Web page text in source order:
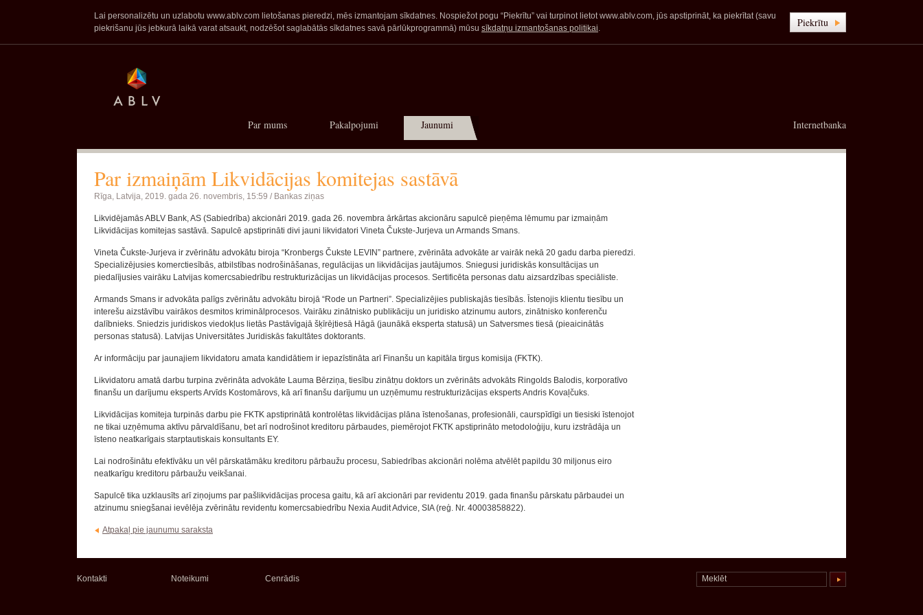
Lai personalizētu un uzlabotu www.ablv.com lietošanas pieredzi, mēs izmantojam sīkdatnes. Nospiežot pogu “Piekrītu” vai turpinot lietot www.ablv.com, jūs apstiprināt, ka piekrītat (savu
piekrišanu jūs jebkurā laikā varat atsaukt, nodzēšot saglabātās sīkdatnes savā pārlūkprogrammā) mūsu sīkdatņu izmantošanas politikai. Piekrītu
Internetbanka
Par mums Pakalpojumi Jaunumi
Par izmaiņām Likvidācijas komitejas sastāvā
Rīga, Latvija, 2019. gada 26. novembris, 15:59 / Bankas ziņas
Likvidējamās ABLV Bank, AS (Sabiedrība) akcionāri 2019. gada 26. novembra ārkārtas akcionāru sapulcē pieņēma lēmumu par izmaiņām
Likvidācijas komitejas sastāvā. Sapulcē apstiprināti divi jauni likvidatori Vineta Čukste-Jurjeva un Armands Smans.
Vineta Čukste-Jurjeva ir zvērinātu advokātu biroja “Kronbergs Čukste LEVIN” partnere, zvērināta advokāte ar vairāk nekā 20 gadu darba pieredzi.
Specializējusies komerctiesībās, atbilstības nodrošināšanas, regulācijas un likvidācijas jautājumos. Sniegusi juridiskās konsultācijas un
piedalījusies vairāku Latvijas komercsabiedrību restrukturizācijas un likvidācijas procesos. Sertificēta personas datu aizsardzības speciāliste.
Armands Smans ir advokāta palīgs zvērinātu advokātu birojā “Rode un Partneri”. Specializējies publiskajās tiesībās. Īstenojis klientu tiesību un
interešu aizstāvību vairākos desmitos kriminālprocesos. Vairāku zinātnisko publikāciju un juridisko atzinumu autors, zinātnisko konferenču
dalībnieks. Sniedzis juridiskos viedokļus lietās Pastāvīgajā šķīrējtiesā Hāgā (jaunākā eksperta statusā) un Satversmes tiesā (pieaicinātās
personas statusā). Latvijas Universitātes Juridiskās fakultātes doktorants.
Ar informāciju par jaunajiem likvidatoru amata kandidātiem ir iepazīstināta arī Finanšu un kapitāla tirgus komisija (FKTK).
Likvidatoru amatā darbu turpina zvērināta advokāte Lauma Bērziņa, tiesību zinātņu doktors un zvērināts advokāts Ringolds Balodis, korporatīvo
finanšu un darījumu eksperts Arvīds Kostomārovs, kā arī finanšu darījumu un uzņēmumu restrukturizācijas eksperts Andris Kovaļčuks.
Likvidācijas komiteja turpinās darbu pie FKTK apstiprinātā kontrolētas likvidācijas plāna īstenošanas, profesionāli, caurspīdīgi un tiesiski īstenojot
ne tikai uzņēmuma aktīvu pārvaldīšanu, bet arī nodrošinot kreditoru pārbaudes, piemērojot FKTK apstiprināto metodoloģiju, kuru izstrādāja un
īsteno neatkarīgais starptautiskais konsultants EY.
Lai nodrošinātu efektīvāku un vēl pārskatāmāku kreditoru pārbaužu procesu, Sabiedrības akcionāri nolēma atvēlēt papildu 30 miljonus eiro
neatkarīgu kreditoru pārbaužu veikšanai.
Sapulcē tika uzklausīts arī ziņojums par pašlikvidācijas procesa gaitu, kā arī akcionāri par revidentu 2019. gada finanšu pārskatu pārbaudei un
atzinumu sniegšanai ievēlēja zvērinātu revidentu komercsabiedrību Nexia Audit Advice, SIA (reģ. Nr. 40003858822).
Atpakaļ pie jaunumu saraksta
Kontakti Noteikumi Cenrādis